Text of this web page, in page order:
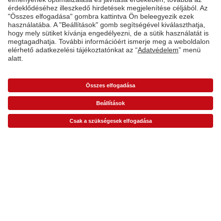
Kiszállítást végző partnereink
Minőség & Megbízhatóság
Fenntarthatóság a CEWE-nél
Szolgáltatások
*Az árak ajánlott fogyasztói árak és az ÁFÁ-t tartalmazzák, de nem tartalmazzák a
szállítási költséget (üzletben történő átvétel esetén sem).
A képen látható